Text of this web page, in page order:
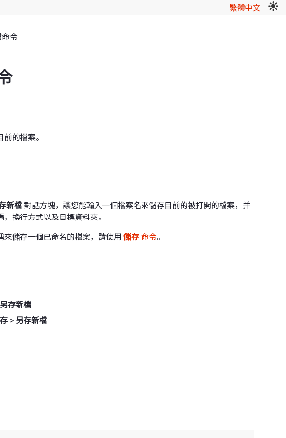
繁體中文
令
的檔案。
新檔 對話方塊，讓您能輸入一個檔案名來儲存目前的被打開的檔案，并
換行方式以及目標資料夾。
來儲存一個已命名的檔案，請使用 儲存 命令。
另存新檔
> 另存新檔